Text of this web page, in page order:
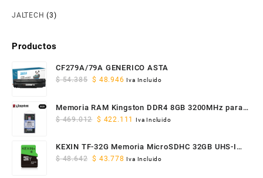
JALTECH (3)
Productos
CF279A/79A GENERICO ASTA
$54.385 Original
was:
$ 54.385.
$ 48.946Current
$ 48.946.
Iva Incluido
Memoria RAM Kingston DDR4 8GB 3200MHz para
Portátil SODIMM
$469.012 Original
was:
$ 469.012.
$ 422.111 Current
is:
$ 422.111.
Iva Incluido
KEXIN TF-32G Memoria MicroSDHC 32GB UHS-I
Clase 10 U1
$48.642 Original
$ 43.778 Current
Iva Incluido